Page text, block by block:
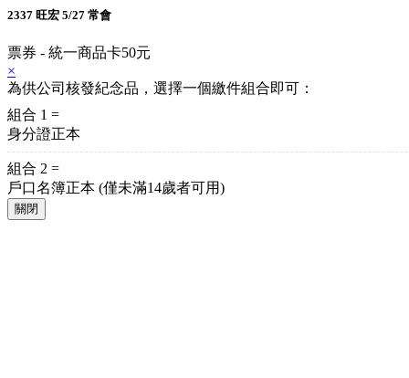
2337 旺宏 5/27 常會
票券 - 統一商品卡50元
×
為供公司核發紀念品，選擇一個繳件組合即可：
組合 1 =
身分證正本
組合 2 =
戶口名簿正本 (僅未滿14歲者可用)
關閉